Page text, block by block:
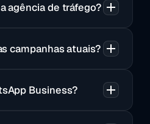
agência de tráfego?
campanhas atuais?
Business?